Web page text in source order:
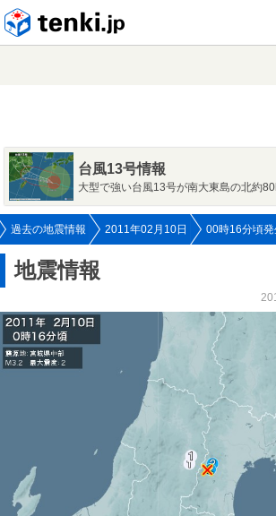
台風13号情報
大型で強い台風13号が南大東島の北約
過去の地震情報 2011年02月10日 00時16分頃
地震情報